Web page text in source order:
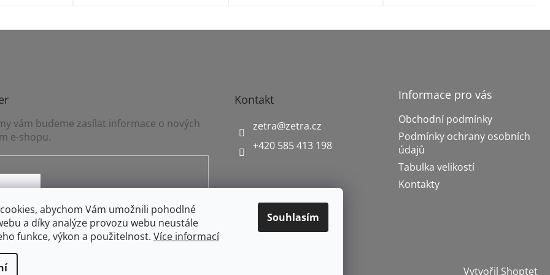
abychom Vám umožnili pohodlné
a díky analýze provozu webu neustále
funkce, výkon a použitelnost. Více informací
Souhlasím
vám budeme zasílat informace o nových
e-shopu.
ochrany osobních údajů
Kontakt
zetra@zetra.cz
+420 585 413 198
Informace pro vás
Obchodní podmínky
Podmínky ochrany osobních
údajů
Tabulka velikostí
Kontakty
Vytvořil Shoptet
vyhrazena.